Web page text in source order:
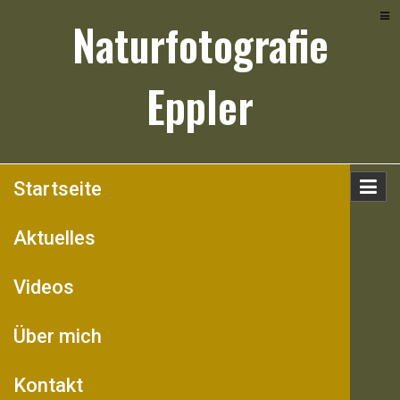
Naturfotografie
Eppler
Startseite
Aktuelles
Videos
Über mich
Kontakt